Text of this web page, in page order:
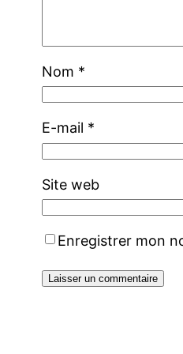
Nom *
E-mail *
Site web
Enregistrer mon